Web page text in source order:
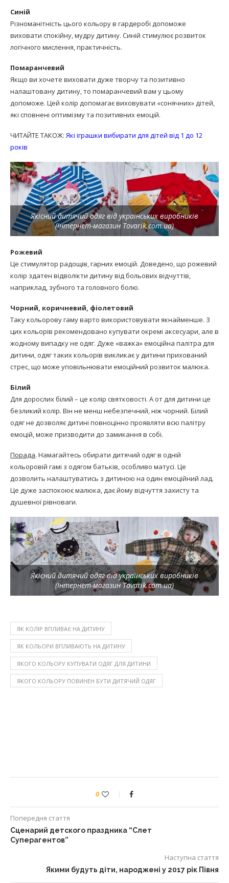
Синій
Різноманітність цього кольору в гардеробі допоможе
виховати спокійну, мудру дитину. Синій стимулює розвиток
логічного мислення, практичність.
Помаранчевий
Якщо ви хочете виховати дуже творчу та позитивно
налаштовану дитину, то помаранчевий вам у цьому
допоможе. Цей колір допомагає виховувати «сонячних» дітей,
які сповнені оптимізму та позитивних емоцій.
ЧИТАЙТЕ ТАКОЖ: Які іграшки вибирати для дітей від 1 до 12
років
Якісний дитячий одяг від українських виробників
(Інтернет-магазин Tovarik.com.ua)
Рожевий
Це стимулятор радощів, гарних емоцій. Доведено, що рожевий
колір здатен відволікти дитину від больових відчуттів,
наприклад, зубного та головного болю.
Чорний, коричневий, фіолетовий
Таку кольорову гаму варто використовувати якнайменше. З
цих кольорів рекомендовано купувати окремі аксесуари, але в
жодному випадку не одяг. Дуже «важка» емоційна палітра для
дитини, одяг таких кольорів викликає у дитини прихований
стрес, що може уповільнювати емоційний розвиток малюка.
Білий
Для дорослих білий – це колір святковості. А от для дитини це
безликий колір. Він не менш небезпечний, ніж чорний. Білий
одяг не дозволяє дитині повноцінно проявляти всю палітру
емоцій, може призводити до замикання в собі.
Порада. Намагайтесь обирати дитячий одяг в одній
кольоровій гамі з одягом батьків, особливо матусі. Це
дозволить налаштуватись з дитиною на один емоційний лад.
Це дуже заспокоює малюка, дає йому відчуття захисту та
душевної рівноваги.
Якісний дитячий одяг від українських виробників
(Інтернет-магазин Tovarik.com.ua)
ЯК КОЛІР ВПЛИВАЄ НА ДИТИНУ
ЯК КОЛЬОРИ ВПЛИВАЮТЬ НА ДИТИНУ
ЯКОГО КОЛЬОРУ КУПУВАТИ ОДЯГ ДЛЯ ДИТИНИ
ЯКОГО КОЛЬОРУ ПОВИНЕН БУТИ ДИТЯЧИЙ ОДЯГ
0
Попередня стаття
Сценарий детского праздника “Слет
Суперагентов”
Наступна стаття
Якими будуть діти, народжені у 2017 рік Півня